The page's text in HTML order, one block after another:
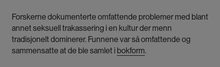
Forskerne dokumenterte omfattende problemer med blant
annet seksuell trakassering i en kultur der menn
tradisjonelt dominerer. Funnene var så omfattende og
sammensatte at de ble samlet i bokform.